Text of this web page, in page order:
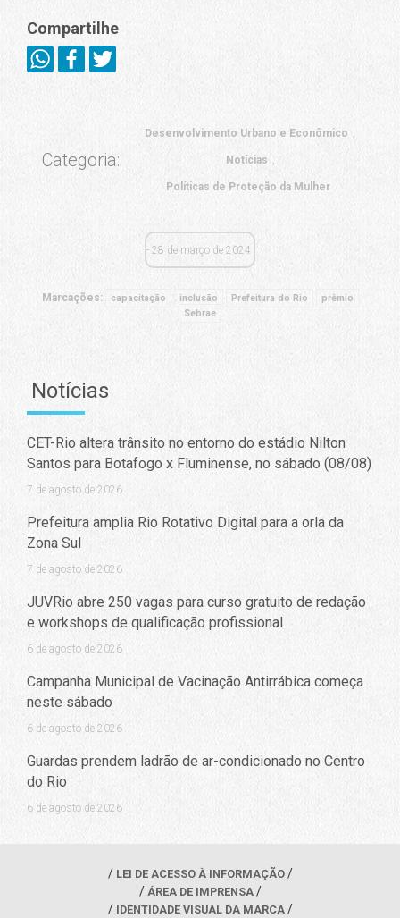
Compartilhe
Categoria:
Desenvolvimento Urbano e Econômico
Notícias
Políticas de Proteção da Mulher
28 de março de 2024
Marcações: capacitação inclusão Prefeitura do Rio
prêmio
Sebrae
Notícias
CET-Rio altera trânsito no entorno do estádio Nilton
Santos para Botafogo x Fluminense, no sábado (08/08)
7 de agosto de 2026
Prefeitura amplia Rio Rotativo Digital para a orla da
Zona Sul
7 de agosto de 2026
JUVRio abre 250 vagas para curso gratuito de redação
e workshops de qualificação profissional
6 de agosto de 2026
Campanha Municipal de Vacinação Antirrábica começa
neste sábado
6 de agosto de 2026
Guardas prendem ladrão de ar-condicionado no Centro
do Rio
6 de agosto de 2026
LEI DE ACESSO À INFORMAÇÃO
ÁREA DE IMPRENSA
IDENTIDADE VISUAL DA MARCA